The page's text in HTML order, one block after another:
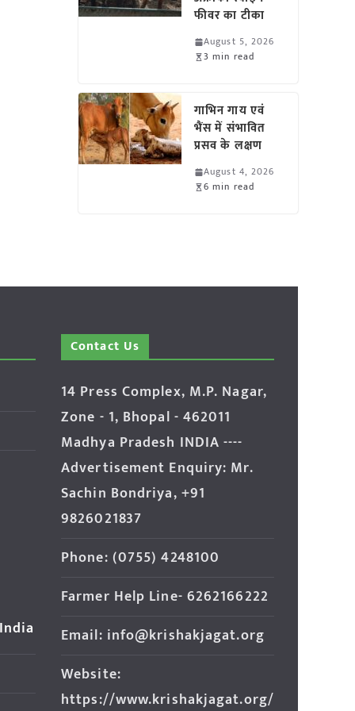
फीवर का टीका
August 5, 2026
3 min read
गाभिन गाय एवं
भैंस में संभावित
प्रसव के लक्षण
August 4, 2026
6 min read
Contact Us
14 Press Complex, M.P. Nagar,
Zone - 1, Bhopal - 462011
Madhya Pradesh INDIA ----
Advertisement Enquiry: Mr.
Sachin Bondriya, +91
9826021837
Phone: (0755) 4248100
Farmer Help Line- 6262166222
Email: info@krishakjagat.org
Website:
https://www.krishakjagat.org/